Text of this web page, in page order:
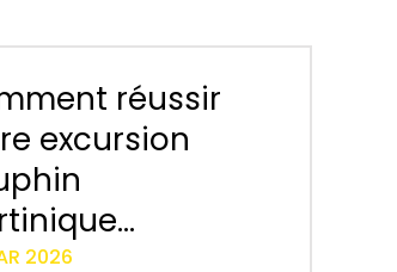
réussir
excursion
2026